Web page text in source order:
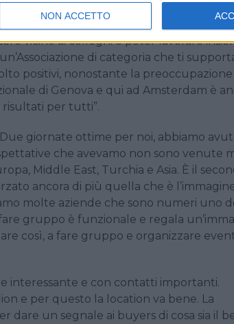
NON ACCETTO
avuto due bellissime giornate. Abbiamo
ci sono tutti. La collettiva per noi è
vicino ai colleghi e poter lavorare
di categoria che ti
positivi, nonostante la preoccupazione
di Genova e qui ad Amsterdam è
per tutti”.
giornate ottime per noi, abbiamo
che avevamo non sono venute
Middle East, Turchia e Asia. È il
ancora di più quella che è
molte aziende che sono numeri uno
gruppo è funzionale e regala
così, a fare gruppo e organizzare
interessante e con contatti importanti.
e per questo la location va bene. La
dare un segnale ai buyers di cosa sia il